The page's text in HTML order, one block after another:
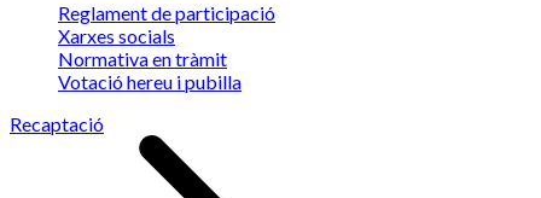
Reglament de participació
Xarxes socials
Normativa en tràmit
Votació hereu i pubilla
Recaptació